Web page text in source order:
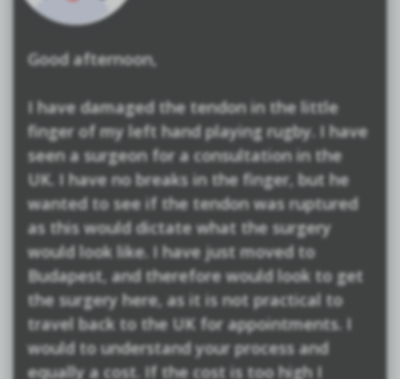
Good afternoon,
I have damaged the tendon in the little
finger of my left hand playing rugby. I have
seen a surgeon for a consultation in the
UK. I have no breaks in the finger, but he
wanted to see if the tendon was ruptured
as this would dictate what the surgery
would look like. I have just moved to
Budapest, and therefore would look to get
the surgery here, as it is not practical to
travel back to the UK for appointments. I
would to understand your process and
equally a cost. If the cost is too high I